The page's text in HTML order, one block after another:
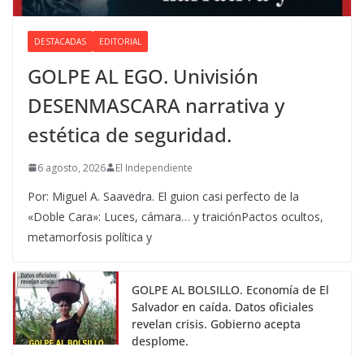
DESTACADAS EDITORIAL
GOLPE AL EGO. Univisión
DESENMASCARA narrativa y
estética de seguridad.
6 agosto, 2026 El Independiente
Por: Miguel A. Saavedra. El guion casi perfecto de la
«Doble Cara»: Luces, cámara… y traiciónPactos ocultos,
metamorfosis política y
GOLPE AL BOLSILLO. Economía de El
Salvador en caída. Datos oficiales
revelan crisis. Gobierno acepta
desplome.